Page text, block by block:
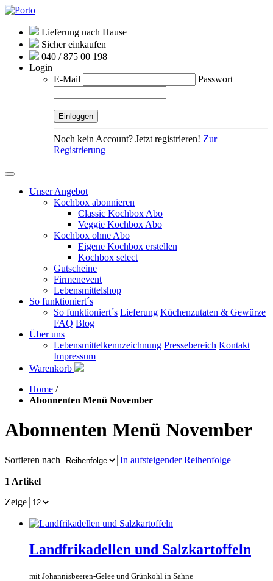
Lieferung nach Hause
Sicher einkaufen
040 / 875 00 198
Login
E-Mail
Passwort
Noch kein Account? Jetzt registrieren! Zur
Registrierung
Unser Angebot
Kochbox abonnieren
Classic Kochbox Abo
Veggie Kochbox Abo
Kochbox ohne Abo
Eigene Kochbox erstellen
Kochbox select
Gutscheine
Firmenevent
Lebensmittelshop
So funktioniert´s
So funktioniert´s Lieferung Küchenzutaten & Gewürze
FAQ Blog
Über uns
Lebensmittelkennzeichnung Pressebereich Kontakt
Impressum
Warenkorb
Home /
Abonnenten Menü November
Abonnenten Menü November
Sortieren nach In aufsteigender Reihenfolge
1 Artikel
Zeige
Landfrikadellen und Salzkartoffeln
mit Johannisbeeren-Gelee und Grünkohl in Sahne